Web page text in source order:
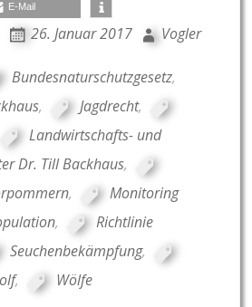
E-Mail
26. Januar 2017 Vogler
Bundesnaturschutzgesetz,
, Jagdrecht,
Landwirtschafts- und
Dr. Till Backhaus,
,
Monitoring
,
Richtlinie
Seuchenbekämpfung,
, Wölfe